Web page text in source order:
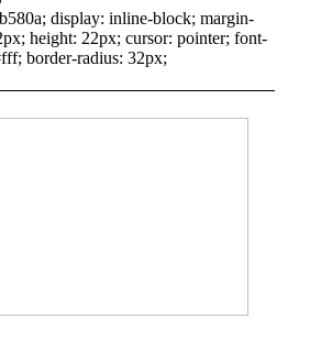
display: inline-block; margin-
height: 22px; cursor: pointer; font-
border-radius: 32px;